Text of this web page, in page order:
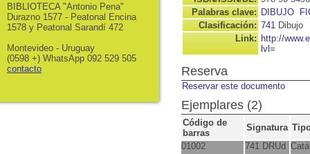
Palabras clave: DIBUJO
Clasificación: 741 Dibujo
Link: http://
lvl=
Reserva
Reservar este documento
Ejemplares (2)
Código de
barras
Signatura
01002
741 DRUd
BIBLIOTECA "Antonio Pena"
Durazno 1577 - Peatonal Encina
1578 y Peatonal Sarandí 472
Montevideo - Uruguay
(0598 +) WhatsApp 092 529 505
contacto